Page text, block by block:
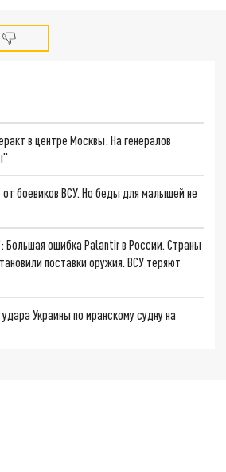
в центре Москвы: На генералов
боевиков ВСУ. Но беды для малышей не
Большая ошибка Palantir в России. Страны
поставки оружия. ВСУ теряют
Украины по иранскому судну на